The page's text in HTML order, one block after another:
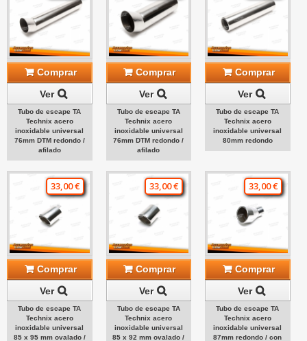
Comprar
Ver
Tubo de escape TA
Technix acero
inoxidable universal
76mm DTM redondo /
afilado
Comprar
Ver
Tubo de escape TA
Technix acero
inoxidable universal
76mm DTM redondo /
afilado
Comprar
Ver
Tubo de escape TA
Technix acero
inoxidable universal
80mm redondo
33,00 €
Comprar
Ver
Tubo de escape TA
Technix acero
inoxidable universal
85 x 95 mm ovalado /
33,00 €
Comprar
Ver
Tubo de escape TA
Technix acero
inoxidable universal
85 x 92 mm ovalado /
33,00 €
Comprar
Ver
Tubo de escape TA
Technix acero
inoxidable universal
87mm redondo / con